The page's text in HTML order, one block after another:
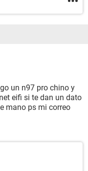
un n97 pro chino y
eifi si te dan un dato
mano ps mi correo